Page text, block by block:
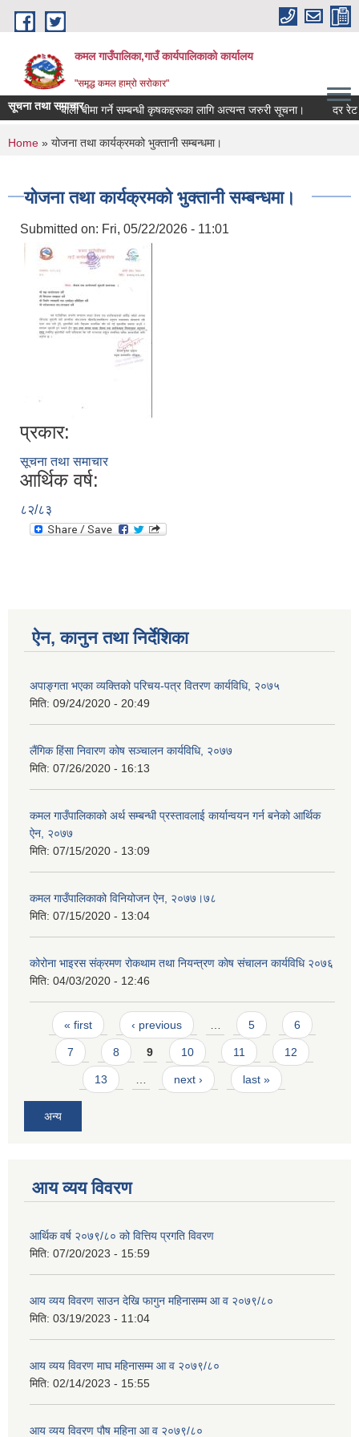
Skip to main content
कमल गाउँपालिका,गाउँ कार्यपालिकाको कार्यालय
"समृद्ध कमल हाम्रो सरोकार"
सूचना तथा समाचारबाली बीमा गर्ने सम्बन्धी कृषकहरूका लागि अत्यन्त जरुरी सूचना। दर रेट
You are here
Home » योजना तथा कार्यक्रमको भुक्तानी सम्बन्धमा।
योजना तथा कार्यक्रमको भुक्तानी सम्बन्धमा।
Submitted on: Fri, 05/22/2026 - 11:01
प्रकार:
सूचना तथा समाचार
आर्थिक वर्ष:
८२/८३
ऐन, कानुन तथा निर्देशिका
अपाङ्गता भएका व्यक्तिको परिचय-पत्र वितरण कार्यविधि, २०७५
मिति: 09/24/2020 - 20:49
लैंगिक हिंसा निवारण कोष सञ्चालन कार्यविधि, २०७७
मिति: 07/26/2020 - 16:13
कमल गाउँपालिकाको अर्थ सम्बन्धी प्रस्तावलाई कार्यान्वयन गर्न बनेको आर्थिक
ऐन, २०७७
मिति: 07/15/2020 - 13:09
कमल गाउँपालिकाको विनियोजन ऐन, २०७७।७८
मिति: 07/15/2020 - 13:04
कोरोना भाइरस संक्रमण रोकथाम तथा नियन्त्रण काेष संचालन कार्यविधि २०७६
मिति: 04/03/2020 - 12:46
Pages
« first ‹ previous 5 6
7 8 9 10 11 12
13 next › last »
अन्य
आय व्यय विवरण
आर्थिक वर्ष २०७९/८० को वित्तिय प्रगति विवरण
मिति: 07/20/2023 - 15:59
आय व्यय विवरण साउन देखि फागुन महिनासम्म आ व २०७९/८०
मिति: 03/19/2023 - 11:04
आय व्यय विवरण माघ महिनासम्म आ व २०७९/८०
मिति: 02/14/2023 - 15:55
आय व्यय विवरण पौष महिना आ व २०७९/८०